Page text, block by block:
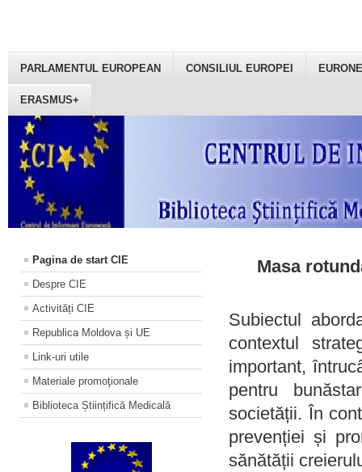
PARLAMENTUL EUROPEAN CONSILIUL EUROPEI
ERASMUS+
Pagina de start CIE
Despre CIE
Activități CIE
Republica Moldova și UE
Link-uri utile
Materiale promoţionale
Biblioteca Științifică Medicală
Masa
Subiectul
contextul
important,
pentru
societății. În
prevenției și
sănătății